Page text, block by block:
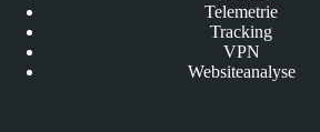
Telemetrie
Tracking
VPN
Websiteanalyse